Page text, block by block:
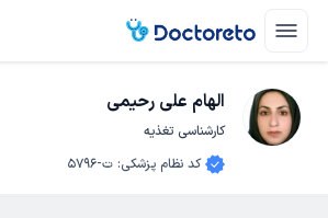
الهام علی رحیمی
کارشناسی تغذیه
کد نظام پزشکی: ت-5796